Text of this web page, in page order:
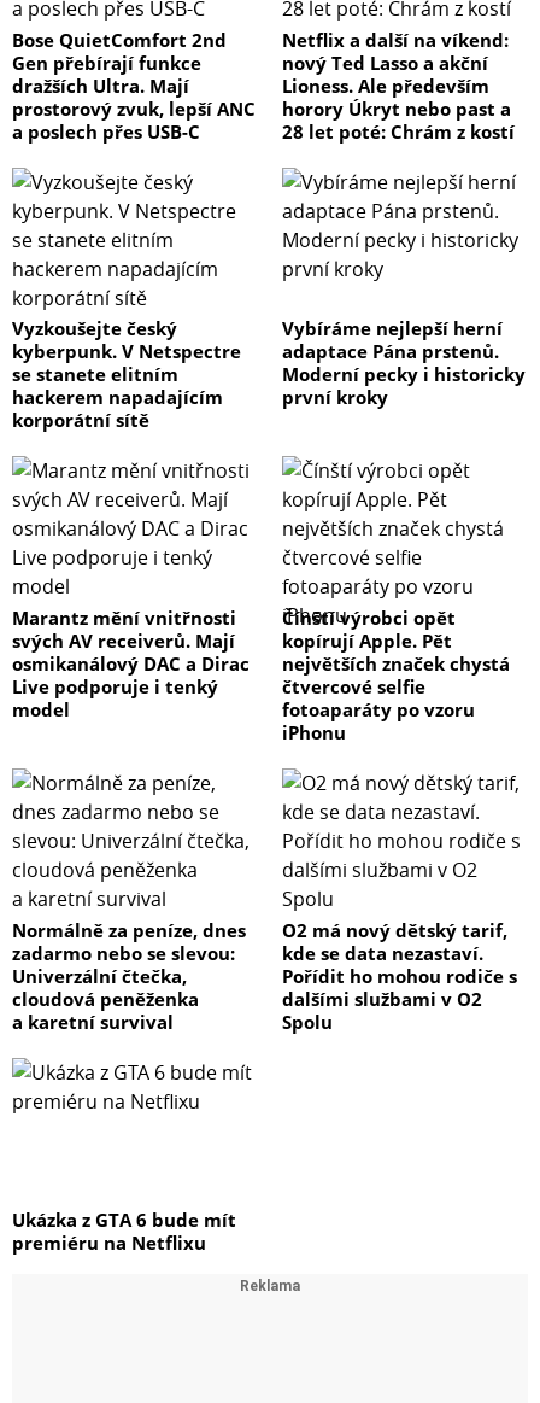
Bose QuietComfort 2nd
Gen přebírají funkce
dražších Ultra. Mají
prostorový zvuk, lepší ANC
a poslech přes USB-C
Netflix a další na víkend:
nový Ted Lasso a akční
Lioness. Ale především
horory Úkryt nebo past a
28 let poté: Chrám z kostí
Vyzkoušejte český
kyberpunk. V Netspectre
se stanete elitním
hackerem napadajícím
korporátní sítě
Vybíráme nejlepší herní
adaptace Pána prstenů.
Moderní pecky i historicky
první kroky
Marantz mění vnitřnosti
svých AV receiverů. Mají
osmikanálový DAC a Dirac
Live podporuje i tenký
model
Čínští výrobci opět
kopírují Apple. Pět
největších značek chystá
čtvercové selfie
fotoaparáty po vzoru
iPhonu
Normálně za peníze, dnes
zadarmo nebo se slevou:
Univerzální čtečka,
cloudová peněženka
a karetní survival
O2 má nový dětský tarif,
kde se data nezastaví.
Pořídit ho mohou rodiče s
dalšími službami v O2
Spolu
Ukázka z GTA 6 bude mít
premiéru na Netflixu